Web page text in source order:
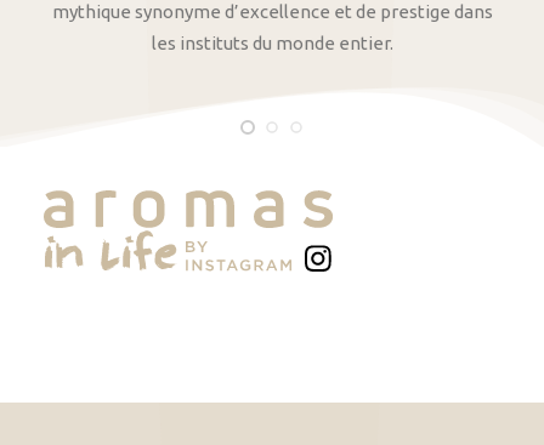
mythique synonyme d’excellence et de prestige dans
les instituts du monde entier.